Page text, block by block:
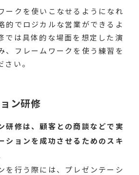
ークを使いこなせるようになれ
的でロジカルな営業ができるよ
では具体的な場面を想定した演
、フレームワークを使う練習を
い。
ン研修
研修は、顧客との商談などで実
ションを成功させるためのスキ
を行う際には、プレゼンテーシ